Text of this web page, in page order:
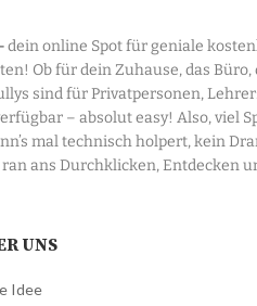
dein online Spot für geniale
Ob für dein Zuhause, das Büro,
sind für Privatpersonen,
– absolut easy! Also, viel
mal technisch holpert, kein
ans Durchklicken, Entdecken
UNS
Idee